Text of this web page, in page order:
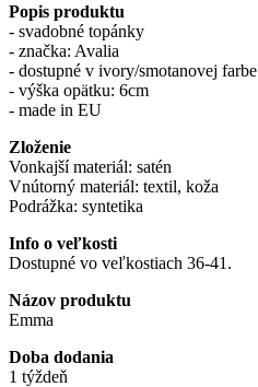
Popis produktu
- svadobné topánky
- značka: Avalia
- dostupné v ivory/smotanovej farbe
- výška opätku: 6cm
- made in EU
Zloženie
Vonkajší materiál: satén
Vnútorný materiál: textil, koža
Podrážka: syntetika
Info o veľkosti
Dostupné vo veľkostiach 36-41.
Názov produktu
Emma
Doba dodania
1 týždeň